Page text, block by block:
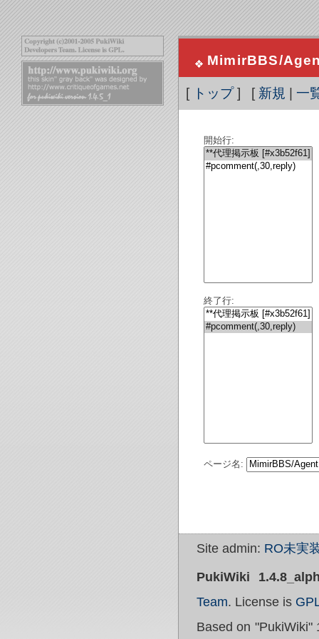
MimirBBS/
[ トップ] [ 新規 一
開始行:
終了行:
ページ名:
Site admin: RO未実
PukiWiki
Team. License is
Based on "PukiWiki"